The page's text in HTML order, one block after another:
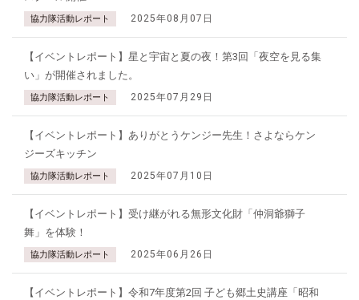
協力隊活動レポート 2025年08月07日
【イベントレポート】星と宇宙と夏の夜！第3回「夜空を見る集
い」が開催されました。
協力隊活動レポート 2025年07月29日
【イベントレポート】ありがとうケンジー先生！さよならケン
ジーズキッチン
協力隊活動レポート 2025年07月10日
【イベントレポート】受け継がれる無形文化財「仲洞爺獅子
舞」を体験！
協力隊活動レポート 2025年06月26日
【イベントレポート】令和7年度第2回 子ども郷土史講座「昭和